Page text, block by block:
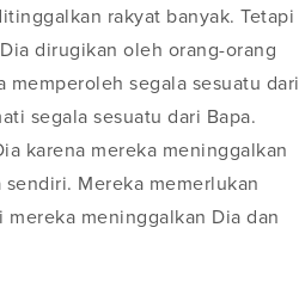
rakyat banyak. Tetapi
dirugikan oleh orang-orang
memperoleh segala sesuatu dari
segala sesuatu dari Bapa.
karena mereka meninggalkan
Mereka memerlukan
meninggalkan Dia dan